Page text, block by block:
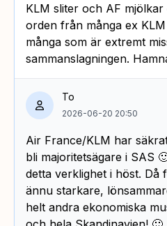
KLM sliter och AF
orden från många ex
många som är extremt
sammanslagningen.
To
2026-06-20 20:50
Air France/KLM har
bli majoritetsägare i SAS
detta verklighet i höst. Då
ännu starkare,
helt andra ekonomiska